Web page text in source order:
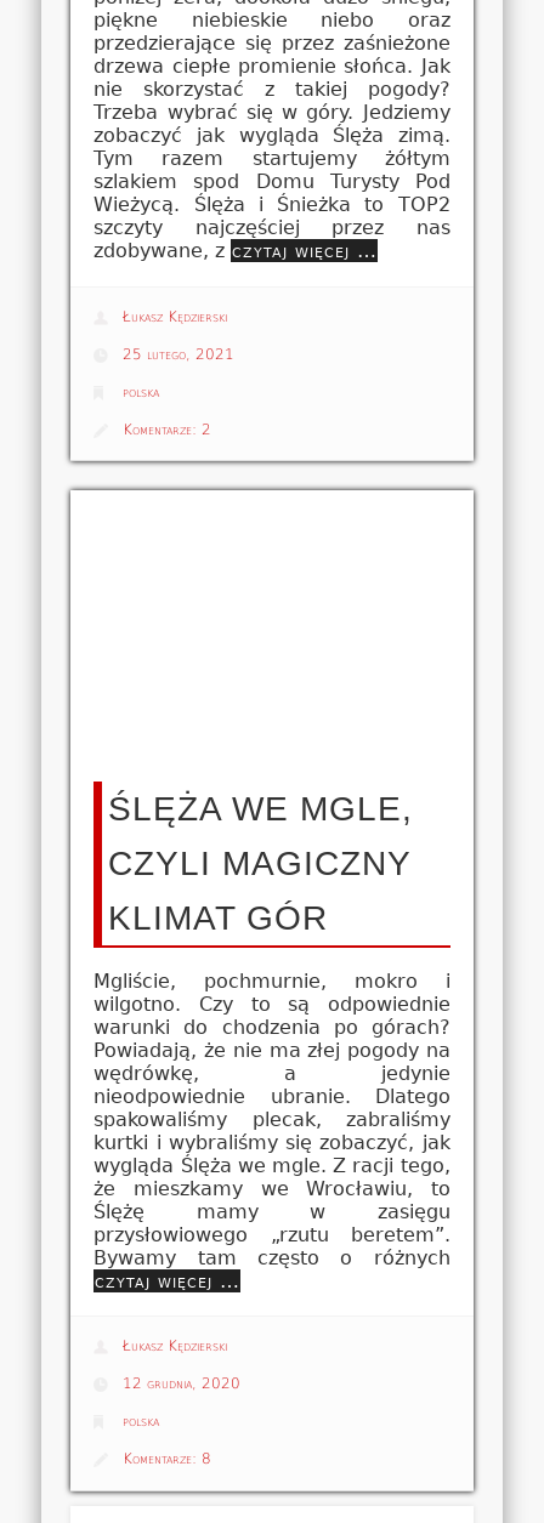
piękne niebieskie niebo oraz
przedzierające się przez zaśnieżone
drzewa ciepłe promienie słońca. Jak
nie skorzystać z takiej pogody?
Trzeba wybrać się w góry. Jedziemy
zobaczyć jak wygląda Ślęża zimą.
Tym razem startujemy żółtym
szlakiem spod Domu Turysty Pod
Wieżycą. Ślęża i Śnieżka to TOP2
szczyty najczęściej przez nas
zdobywane, z czytaj więcej …
Łukasz Kędzierski
25 lutego, 2021
polska
Komentarze:2
ŚLĘŻA WE MGLE,
CZYLI MAGICZNY
KLIMAT GÓR
Mgliście, pochmurnie, mokro i
wilgotno. Czy to są odpowiednie
warunki do chodzenia po górach?
Powiadają, że nie ma złej pogody na
wędrówkę, a jedynie
nieodpowiednie ubranie. Dlatego
spakowaliśmy plecak, zabraliśmy
kurtki i wybraliśmy się zobaczyć, jak
wygląda Ślęża we mgle. Z racji tego,
że mieszkamy we Wrocławiu, to
Ślężę mamy w zasięgu
przysłowiowego „rzutu beretem”.
Bywamy tam często o różnych
czytaj więcej …
Łukasz Kędzierski
12 grudnia, 2020
polska
Komentarze: 8